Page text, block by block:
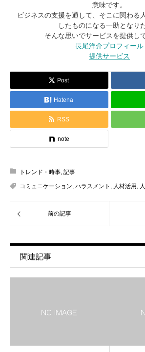
意味です。
ビジネスの支援を通して、そこに関わる
したものになる一助となり
そんな思いでサービスを提供し
長尾洋介プロフィール
提供サービス
Post
Hatena
RSS
note
トレンド・時事, 記事
コミュニケーション, ハラスメント , 人材活用,
前の記事
関連記事